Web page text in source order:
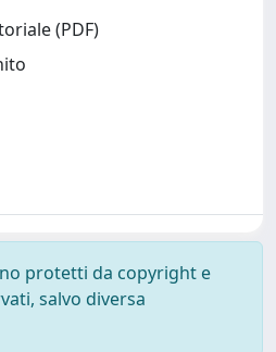
(PDF)
protetti da copyright e
salvo diversa